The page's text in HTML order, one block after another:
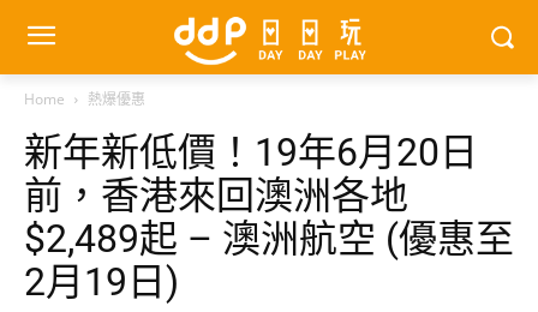
Home 熱爆優惠
新年新低價！19年6月20日
前，香港來回澳洲各地
$2,489起 – 澳洲航空 (優惠至
2月19日)